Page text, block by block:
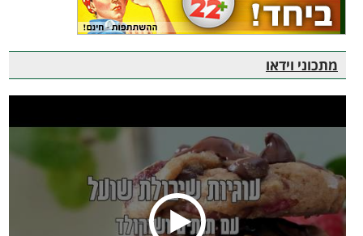
מתכוני וידאו